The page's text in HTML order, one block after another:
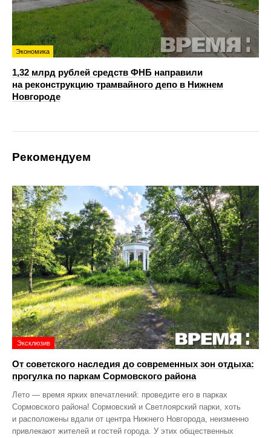
Экономика
1,32 млрд рублей средств ФНБ направили
на реконструкцию трамвайного депо в Нижнем
Новгороде
Рекомендуем
Эксклюзив
От советского наследия до современных зон отдыха:
прогулка по паркам Сормовского района
Лето — время ярких впечатлений: проведите его в парках
Сормовского района! Сормовский и Светлоярский парки, хоть
и расположены вдали от центра Нижнего Новгорода, неизменно
привлекают жителей и гостей города. У этих общественных